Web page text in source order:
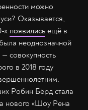
можно
Оказывается,
х появились ещё в
неоднозначной
совокупность
в 2018 году
Робин Бёрд стала
нового «Шоу Рена